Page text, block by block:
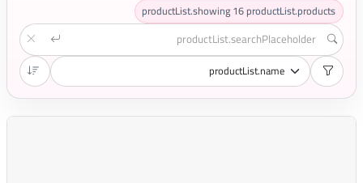
productList.showing16productList.products